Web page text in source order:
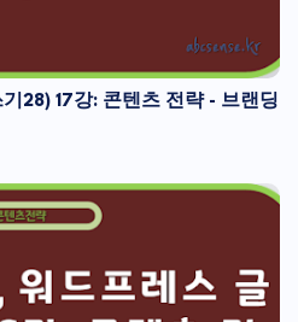
28) 17강: 콘텐츠 전략 - 브랜딩